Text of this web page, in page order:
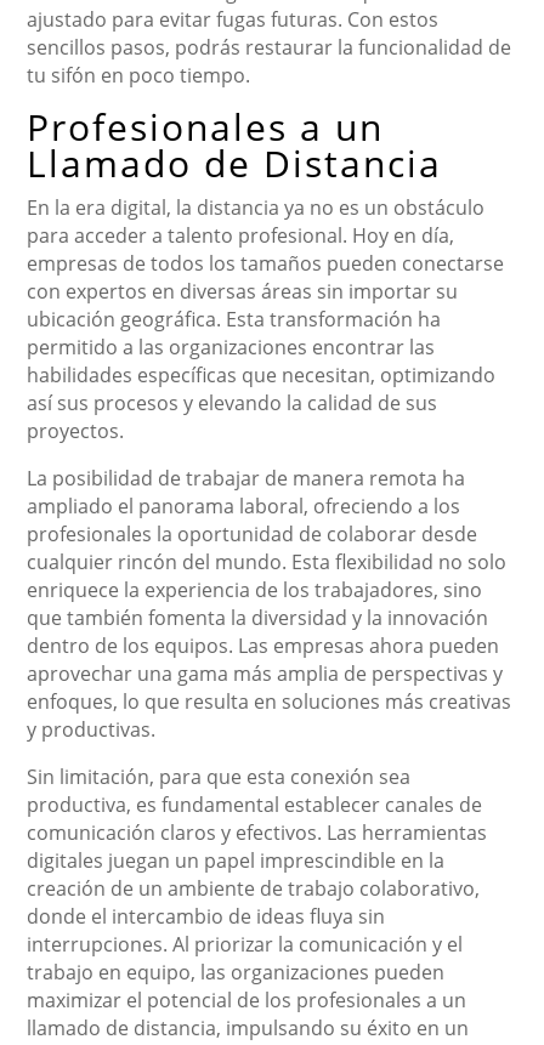
ajustado para evitar fugas futuras. Con estos
sencillos pasos, podrás restaurar la funcionalidad de
tu sifón en poco tiempo.
Profesionales a un
Llamado de Distancia
En la era digital, la distancia ya no es un obstáculo
para acceder a talento profesional. Hoy en día,
empresas de todos los tamaños pueden conectarse
con expertos en diversas áreas sin importar su
ubicación geográfica. Esta transformación ha
permitido a las organizaciones encontrar las
habilidades específicas que necesitan, optimizando
así sus procesos y elevando la calidad de sus
proyectos.
La posibilidad de trabajar de manera remota ha
ampliado el panorama laboral, ofreciendo a los
profesionales la oportunidad de colaborar desde
cualquier rincón del mundo. Esta flexibilidad no solo
enriquece la experiencia de los trabajadores, sino
que también fomenta la diversidad y la innovación
dentro de los equipos. Las empresas ahora pueden
aprovechar una gama más amplia de perspectivas y
enfoques, lo que resulta en soluciones más creativas
y productivas.
Sin limitación, para que esta conexión sea
productiva, es fundamental establecer canales de
comunicación claros y efectivos. Las herramientas
digitales juegan un papel imprescindible en la
creación de un ambiente de trabajo colaborativo,
donde el intercambio de ideas fluya sin
interrupciones. Al priorizar la comunicación y el
trabajo en equipo, las organizaciones pueden
maximizar el potencial de los profesionales a un
llamado de distancia, impulsando su éxito en un